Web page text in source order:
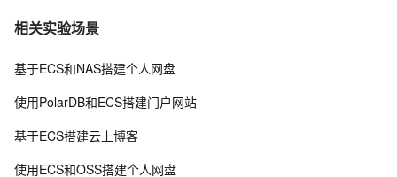
相关实验场景
基于ECS和NAS搭建个人网盘
使用PolarDB和ECS搭建门户网站
基于ECS搭建云上博客
使用ECS和OSS搭建个人网盘